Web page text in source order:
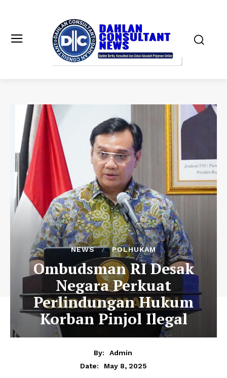
NEWS POLHUKAM
Ombudsman RI Desak
Negara Perkuat
Perlindungan Hukum
Korban Pinjol Ilegal
By:
Admin
Date:
May 8, 2025